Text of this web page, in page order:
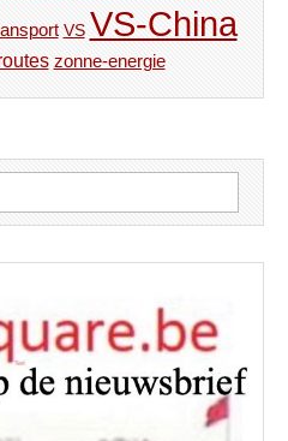
VS VS-China
zonne-energie